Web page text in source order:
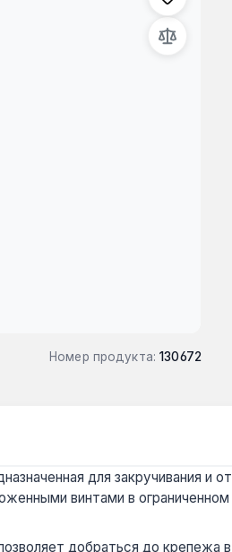
Номер продукта: 130672
для закручивания и
винтами в
добраться до крепежа